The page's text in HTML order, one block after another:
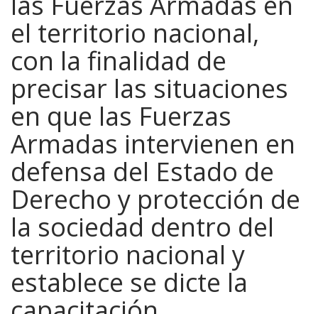
el territorio nacional,
con la finalidad de
precisar las situaciones
en que las Fuerzas
Armadas intervienen en
defensa del Estado de
Derecho y protección de
la sociedad dentro del
territorio nacional y
establece se dicte la